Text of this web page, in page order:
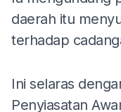
daerah itu
terhadap
Ini selaras
Penyiasatan